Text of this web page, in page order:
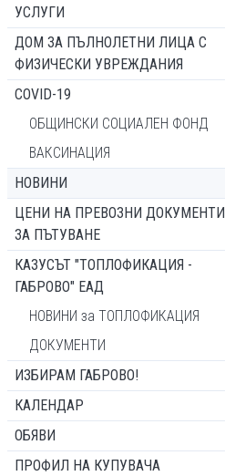
УСЛУГИ
ДОМ ЗА ПЪЛНОЛЕТНИ ЛИЦА С
ФИЗИЧЕСКИ УВРЕЖДАНИЯ
COVID-19
ОБЩИНСКИ СОЦИАЛЕН ФОНД
ВАКСИНАЦИЯ
НОВИНИ
ЦЕНИ НА ПРЕВОЗНИ ДОКУМЕНТИ
ЗА ПЪТУВАНЕ
КАЗУСЪТ "ТОПЛОФИКАЦИЯ -
ГАБРОВО" ЕАД
НОВИНИ за ТОПЛОФИКАЦИЯ
ДОКУМЕНТИ
ИЗБИРАМ ГАБРОВО!
КАЛЕНДАР
ОБЯВИ
ПРОФИЛ НА КУПУВАЧА